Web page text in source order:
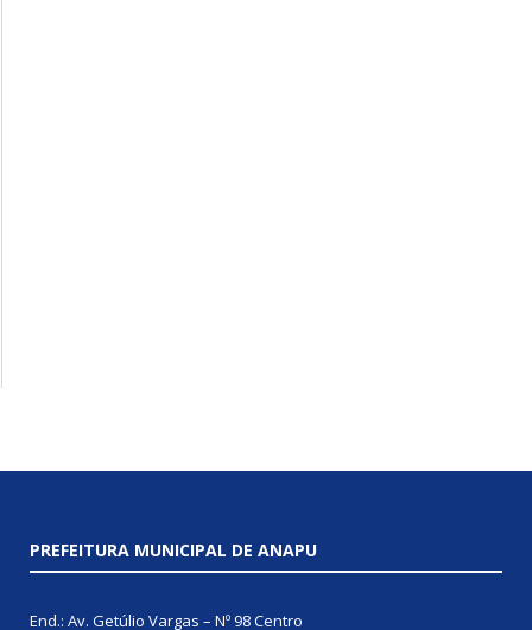
PREFEITURA MUNICIPAL DE ANAPU
End.: Av. Getúlio Vargas – Nº 98 Centro